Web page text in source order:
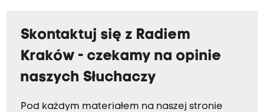
Skontaktuj się z Radiem
Kraków - czekamy na opinie
naszych Słuchaczy
Pod każdym materiałem na naszej stronie